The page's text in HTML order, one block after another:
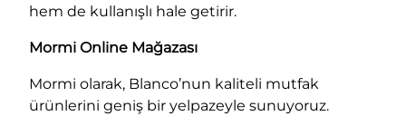
hem de kullanışlı hale getirir.
Mormi Online Mağazası
Mormi olarak, Blanco’nun kaliteli mutfak
ürünlerini geniş bir yelpazeyle sunuyoruz.